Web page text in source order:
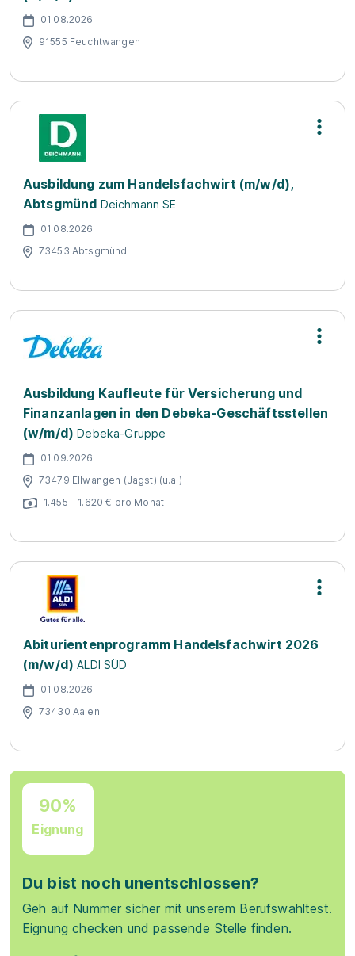
01.08.2026
91555 Feuchtwangen
Ausbildung zum Handelsfachwirt (m/w/d),
Abtsgmünd Deichmann SE
01.08.2026
73453 Abtsgmünd
Ausbildung Kaufleute für Versicherung und
Finanzanlagen in den Debeka-Geschäftsstellen
(w/m/d)Debeka-Gruppe
01.09.2026
73479 Ellwangen (Jagst) (u.a.)
1.455 - 1.620 € pro Monat
Abiturientenprogramm Handelsfachwirt 2026
(m/w/d) ALDI SÜD
01.08.2026
73430 Aalen
90%
Eignung
Du bist noch unentschlossen?
Geh auf Nummer sicher mit unserem Berufswahltest.
Eignung checken und passende Stelle finden.